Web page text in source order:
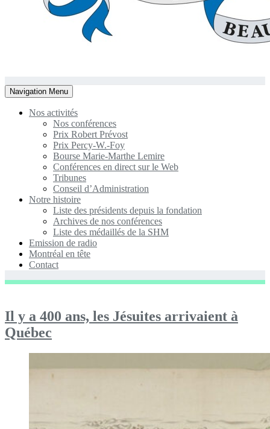
Toggle
navigation
Navigation Menu
Nos activités
Nos conférences
Prix Robert Prévost
Prix Percy-W.-Foy
Bourse Marie-Marthe Lemire
Conférences en direct sur le Web
Tribunes
Conseil d’Administration
Notre histoire
Liste des présidents depuis la fondation
Archives de nos conférences
Liste des médaillés de la SHM
Emission de radio
Montréal en tête
Contact
Il y a 400 ans, les Jésuites arrivaient à
Québec